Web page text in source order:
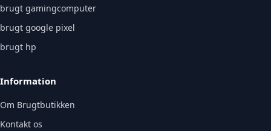
brugt gamingcomputer
brugt google pixel
brugt hp
Information
Om Brugtbutikken
Kontakt os